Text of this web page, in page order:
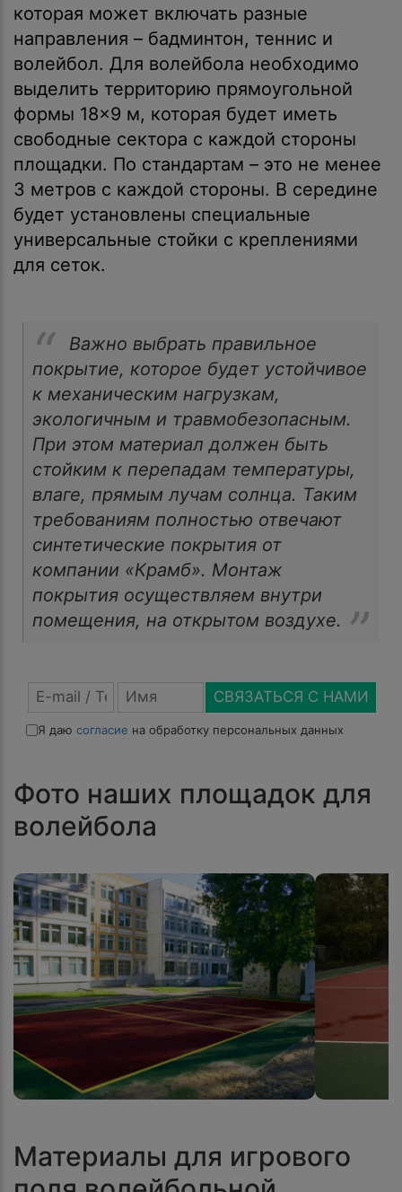
которая может включать разные
направления – бадминтон, теннис и
волейбол. Для волейбола необходимо
выделить территорию прямоугольной
формы 18×9 м, которая будет иметь
свободные сектора с каждой стороны
площадки. По стандартам – это не менее
3 метров с каждой стороны. В середине
будет установлены специальные
универсальные стойки с креплениями
для сеток.
Важно выбрать правильное
покрытие, которое будет устойчивое
к механическим нагрузкам,
экологичным и травмобезопасным.
При этом материал должен быть
стойким к перепадам температуры,
влаге, прямым лучам солнца. Таким
требованиям полностью отвечают
синтетические покрытия от
компании «Крамб». Монтаж
покрытия осуществляем внутри
помещения, на открытом воздухе.
СВЯЗАТЬСЯ С НАМИ
Я даю согласие на обработку персональных данных
Фото наших площадок для
волейбола
Материалы для игрового